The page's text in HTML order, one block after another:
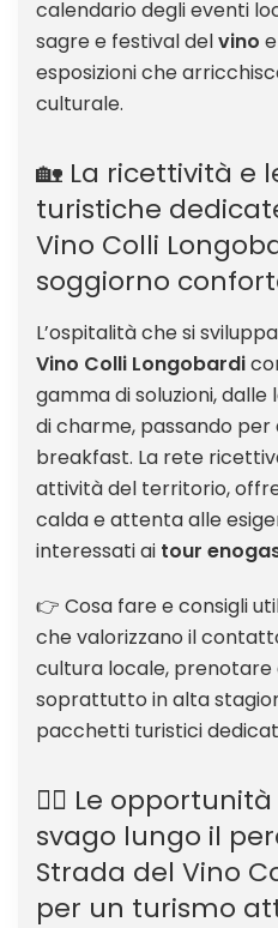
calendario degli eventi
sagre e festival delvino
esposizioni che
culturale.
🏡 La ricettività e
turistiche
Vino Colli
soggiorno
L’ospitalità che si
Vino Colli Longobardi
gamma di soluzioni,
di charme, passando
breakfast. La rete
attività del territorio,
calda e attenta alle
interessati ai tour
👉 Cosa fare e consigli
che valorizzano il
cultura locale, prenotare
soprattutto in alta
pacchetti turistici
🚴‍♂️ Le
svago lungo il
Strada del Vino
per un turismo